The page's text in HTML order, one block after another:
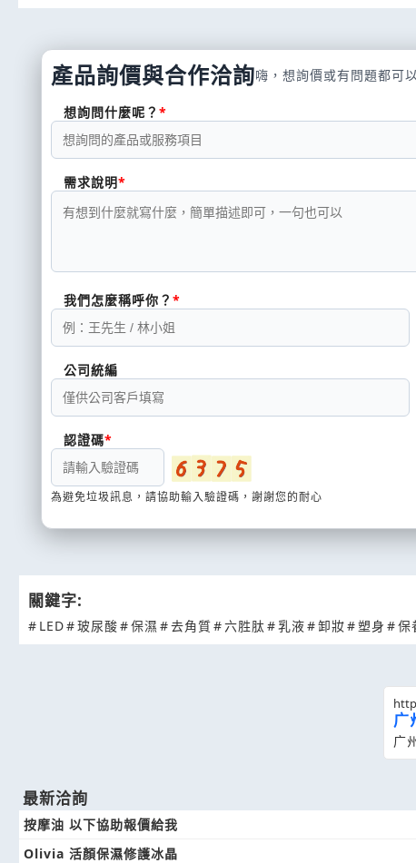
產品詢價與合作洽詢嗨，想詢價或有問題都可
想詢問什麼呢？
需求說明
我們怎麼稱呼你？
公司統編
認證碼
為避免垃圾訊息，請協助輸入驗證碼，謝謝您的耐心
關鍵字:
# LED#玻尿酸#保濕 #去角質#六胜肽#乳液#卸妝#塑身 #保
广
广
最新洽詢
按摩油 以下協助報價給我
Olivia 活顏保濕修護冰晶